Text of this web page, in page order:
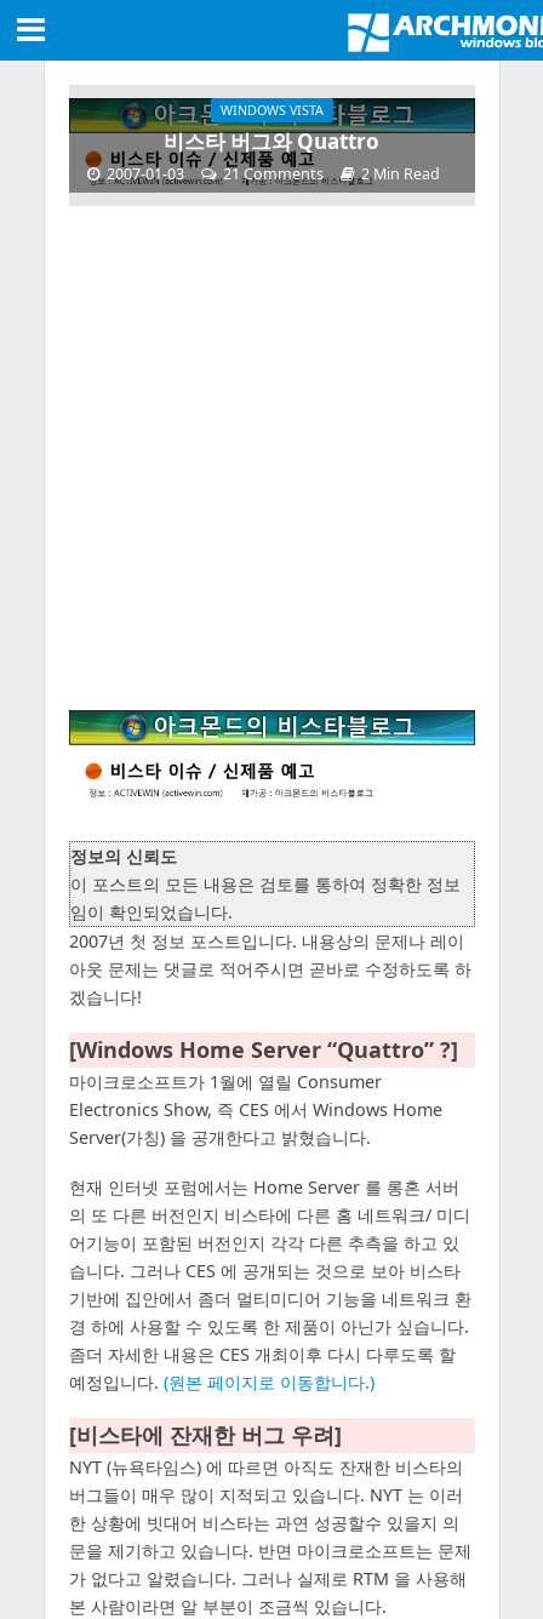
WINDOWS VISTA
비스타 버그와 Quattro
2007-01-03 21 Comments 2 Min Read
정보의 신뢰도
이 포스트의 모든 내용은 검토를 통하여 정확한 정보
임이 확인되었습니다.
2007년 첫 정보 포스트입니다. 내용상의 문제나 레이
아웃 문제는 댓글로 적어주시면 곧바로 수정하도록 하
겠습니다!
[Windows Home Server “Quattro” ?]
마이크로소프트가 1월에 열릴 Consumer
Electronics Show, 즉 CES 에서 Windows Home
Server(가칭) 을 공개한다고 밝혔습니다.
현재 인터넷 포럼에서는 Home Server 를 롱혼 서버
의 또 다른 버전인지 비스타에 다른 홈 네트워크/ 미디
어기능이 포함된 버전인지 각각 다른 추측을 하고 있
습니다. 그러나 CES 에 공개되는 것으로 보아 비스타
기반에 집안에서 좀더 멀티미디어 기능을 네트워크 환
경 하에 사용할 수 있도록 한 제품이 아닌가 싶습니다.
좀더 자세한 내용은 CES 개최이후 다시 다루도록 할
예정입니다. (원본 페이지로 이동합니다.)
[비스타에 잔재한 버그 우려]
NYT (뉴욕타임스) 에 따르면 아직도 잔재한 비스타의
버그들이 매우 많이 지적되고 있습니다. NYT 는 이러
한 상황에 빗대어 비스타는 과연 성공할수 있을지 의
문을 제기하고 있습니다. 반면 마이크로소프트는 문제
가 없다고 알렸습니다. 그러나 실제로 RTM 을 사용해
본 사람이라면 알 부분이 조금씩 있습니다.